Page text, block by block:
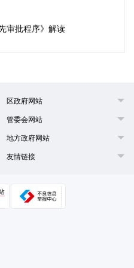
审批程序》解读
区政府网站
管委会网站
地方政府网站
友情链接